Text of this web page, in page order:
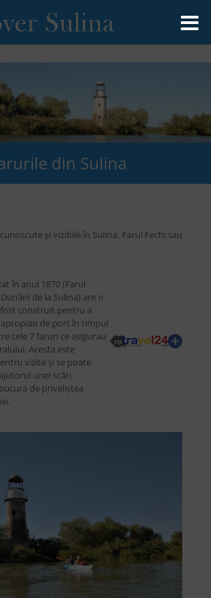
din Sulina
și vizibile în Sulina, Farul Fechi sau
în anul 1870 (Farul
de la Sulina) are o
construit pentru a
apropiau de port în timpul
cele 7 faruri ce asigurau
Acesta este
vizite și se poate
unei scări
de priveliștea